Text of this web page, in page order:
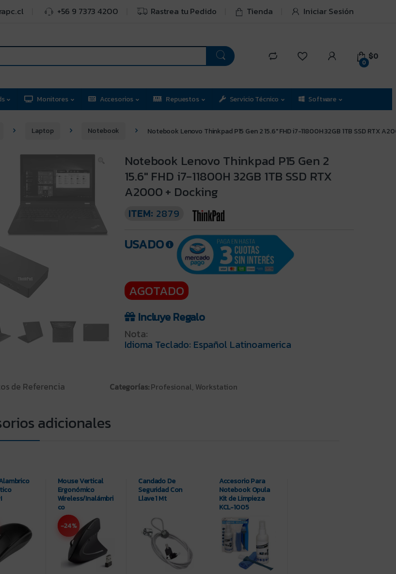
+56 9 7373 4200 Rastrea tu Pedido Tienda Iniciar Sesión
0
$0
Monitores Accesorios Repuestos Servicio Técnico Software
Laptop Notebook Notebook Lenovo Thinkpad P15 Gen 2 15.6″ FHD i7-11800H 32GB 1TB SSD RTX
Notebook Lenovo Thinkpad P15 Gen 2
15.6″ FHD i7-11800H 32GB 1TB SSD RTX
A2000 + Docking
ITEM: 2879
USADO
AGOTADO
Incluye Regalo
Nota:
Idioma Teclado: Español Latinoamerica
de Referencia Categorías:Profesional, Workstation
Mouse Vertical
Ergonómico
Wireless/Inalámbri
co
-24%
Candado De
Seguridad Con
Llave 1 Mt
Accesorio Para
Notebook Opula
Kit de Limpieza
KCL-1005